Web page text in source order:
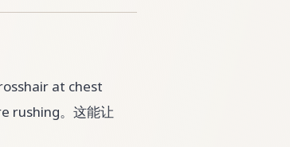
at chest
rushing。这能让